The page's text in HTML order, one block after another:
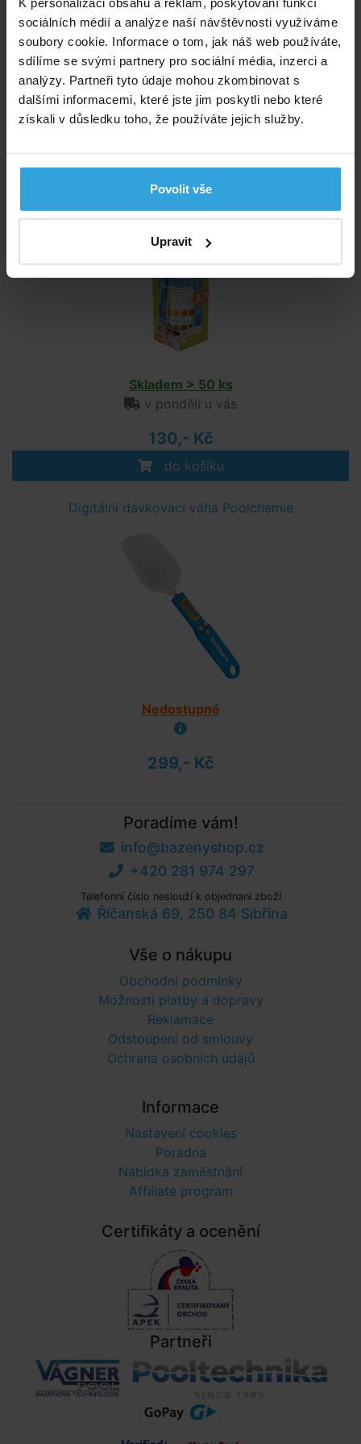
sociálních médií a analýze naší návštěvnosti využíváme
soubory cookie. Informace o tom, jak náš web používáte,
sdílíme se svými partnery pro sociální média, inzerci a
analýzy. Partneři tyto údaje mohou zkombinovat s
dalšími informacemi, které jste jim poskytli nebo které
získali v důsledku toho, že používáte jejich služby.
Povolit vše
Upravit
Etiketa POOL Chlor start
Bezpečnostní list Pool-Laguna Chlor start
Výrobce: Stachema, Hasičská 1, Zibohlavy 280 02 Kolín,
stachema@stachema.cz
Tester vody 3v1 - test chlór, pH, alkalita - proužkový
Skladem > 50 ks
v pondělí u vás
130,- Kč
do košíku
Digitální dávkovací váha Poolchemie
Nedostupné
299,- Kč
Poradíme vám!
info@bazenyshop.cz
+420 281 974 297
Telefonní číslo neslouží k objednaní zboží
Říčanská 69, 250 84 Sibřina
Vše o nákupu
Obchodní podmínky
Možnosti platby a dopravy
Reklamace
Odstoupení od smlouvy
Ochrana osobních údajů
Informace
Nastavení cookies
Poradna
Nabídka zaměstnání
Affiliate program
Certifikáty a ocenění
Partneři